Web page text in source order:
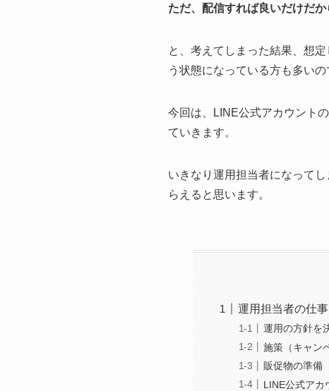
ただ、配信すれば良いだけだ
と、考えてしまった結果、想
う状態になっている方も多い
今回は、LINE公式アカウント
ていきます。
いきなり運用担当者になって
らえると思います。
運用担当者の仕事
運用の方針を
施策（キャン
販促物の準備
LINE公式アカ